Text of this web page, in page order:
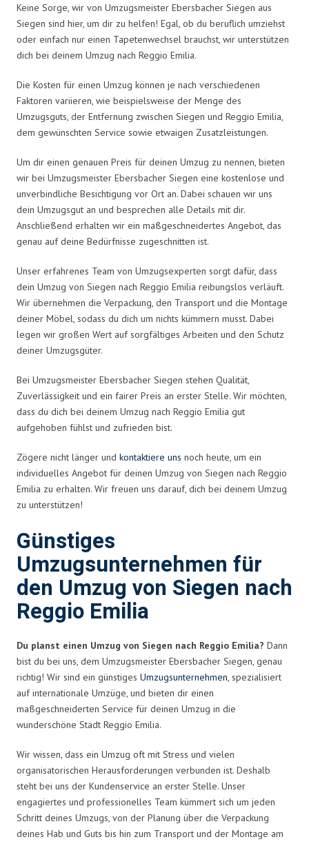
Keine Sorge, wir von Umzugsmeister Ebersbacher Siegen aus
Siegen sind hier, um dir zu helfen! Egal, ob du beruflich umziehst
oder einfach nur einen Tapetenwechsel brauchst, wir unterstützen
dich bei deinem Umzug nach Reggio Emilia.
Die Kosten für einen Umzug können je nach verschiedenen
Faktoren variieren, wie beispielsweise der Menge des
Umzugsguts, der Entfernung zwischen Siegen und Reggio Emilia,
dem gewünschten Service sowie etwaigen Zusatzleistungen.
Um dir einen genauen Preis für deinen Umzug zu nennen, bieten
wir bei Umzugsmeister Ebersbacher Siegen eine kostenlose und
unverbindliche Besichtigung vor Ort an. Dabei schauen wir uns
dein Umzugsgut an und besprechen alle Details mit dir.
Anschließend erhalten wir ein maßgeschneidertes Angebot, das
genau auf deine Bedürfnisse zugeschnitten ist.
Unser erfahrenes Team von Umzugsexperten sorgt dafür, dass
dein Umzug von Siegen nach Reggio Emilia reibungslos verläuft.
Wir übernehmen die Verpackung, den Transport und die Montage
deiner Möbel, sodass du dich um nichts kümmern musst. Dabei
legen wir großen Wert auf sorgfältiges Arbeiten und den Schutz
deiner Umzugsgüter.
Bei Umzugsmeister Ebersbacher Siegen stehen Qualität,
Zuverlässigkeit und ein fairer Preis an erster Stelle. Wir möchten,
dass du dich bei deinem Umzug nach Reggio Emilia gut
aufgehoben fühlst und zufrieden bist.
Zögere nicht länger und kontaktiere uns noch heute, um ein
individuelles Angebot für deinen Umzug von Siegen nach Reggio
Emilia zu erhalten. Wir freuen uns darauf, dich bei deinem Umzug
zu unterstützen!
Günstiges
Umzugsunternehmen für
den Umzug von Siegen nach
Reggio Emilia
Du planst einen Umzug von Siegen nach Reggio Emilia? Dann
bist du bei uns, dem Umzugsmeister Ebersbacher Siegen, genau
richtig! Wir sind ein günstiges Umzugsunternehmen, spezialisiert
auf internationale Umzüge, und bieten dir einen
maßgeschneiderten Service für deinen Umzug in die
wunderschöne Stadt Reggio Emilia.
Wir wissen, dass ein Umzug oft mit Stress und vielen
organisatorischen Herausforderungen verbunden ist. Deshalb
steht bei uns der Kundenservice an erster Stelle. Unser
engagiertes und professionelles Team kümmert sich um jeden
Schritt deines Umzugs, von der Planung über die Verpackung
deines Hab und Guts bis hin zum Transport und der Montage am